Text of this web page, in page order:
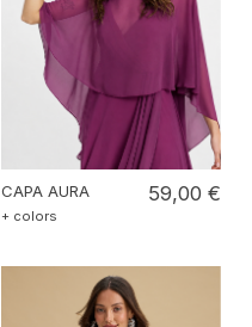
CAPA AURA
+ colors
59,00 €